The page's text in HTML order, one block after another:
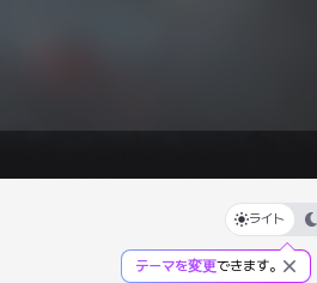
ライト
テーマを変更できます。